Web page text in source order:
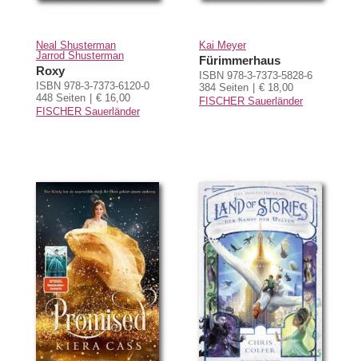
Neal Shusterman
Jarrod Shusterman
Roxy
ISBN 978-3-7373-6120-0
448 Seiten
€ 16,00
FISCHER Sauerländer
Kai Meyer
Fürimmerhaus
ISBN 978-3-7373-5828-6
384 Seiten
€ 18,00
FISCHER Sauerländer